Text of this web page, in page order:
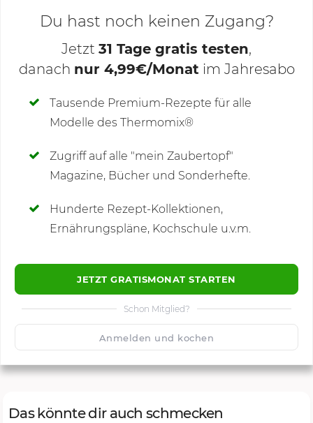
Deine Notizen
Du hast noch keinen Zugang?
Jetzt 31 Tage gratis testen,
danach nur 4,99€/Monat im Jahresabo
Tausende Premium-Rezepte für alle
Modelle des Thermomix®
Zugriff auf alle "mein Zaubertopf"
Magazine, Bücher und Sonderhefte.
Hunderte Rezept-Kollektionen,
Ernährungspläne, Kochschule u.v.m.
JETZT GRATISMONAT STARTEN
Schon Mitglied?
Anmelden und kochen
Kommentare
🙂 1500 Speichern
Das könnte dir auch schmecken